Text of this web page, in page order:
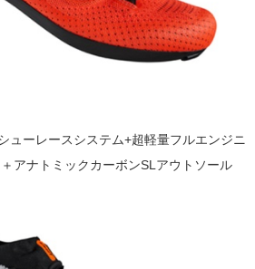
ューレースシステム+超軽量フルエンジニ
アナトミックカーボンSLアウトソール